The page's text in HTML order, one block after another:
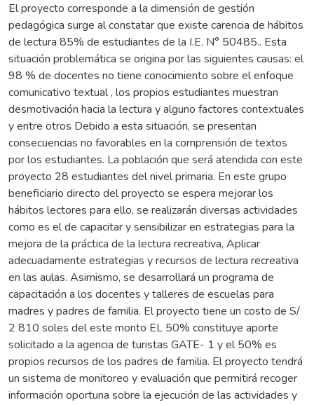
El proyecto corresponde a la dimensión de gestión
pedagógica surge al constatar que existe carencia de hábitos
de lectura 85% de estudiantes de la I.E. N° 50485.. Esta
situación problemática se origina por las siguientes causas: el
98 % de docentes no tiene conocimiento sobre el enfoque
comunicativo textual , los propios estudiantes muestran
desmotivación hacia la lectura y alguno factores contextuales
y entre otros Debido a esta situación, se presentan
consecuencias no favorables en la comprensión de textos
por los estudiantes. La población que será atendida con este
proyecto 28 estudiantes del nivel primaria. En este grupo
beneficiario directo del proyecto se espera mejorar los
hábitos lectores para ello, se realizarán diversas actividades
como es el de capacitar y sensibilizar en estrategias para la
mejora de la práctica de la lectura recreativa, Aplicar
adecuadamente estrategias y recursos de lectura recreativa
en las aulas. Asimismo, se desarrollará un programa de
capacitación a los docentes y talleres de escuelas para
madres y padres de familia. El proyecto tiene un costo de S/
2 810 soles del este monto EL 50% constituye aporte
solicitado a la agencia de turistas GATE- 1 y el 50% es
propios recursos de los padres de familia. El proyecto tendrá
un sistema de monitoreo y evaluación que permitirá recoger
información oportuna sobre la ejecución de las actividades y